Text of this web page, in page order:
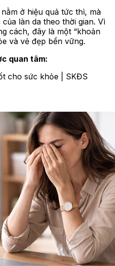
ở hiệu quả tức thì, mà
làn da theo thời gian. Vì
cách, đây là một “khoản
và vẻ đẹp bền vững.
quan tâm:
cho sức khỏe | SKĐS